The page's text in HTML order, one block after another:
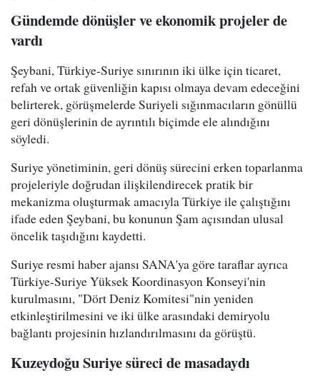
Gündemde dönüşler ve ekonomik projeler de
vardı
Şeybani, Türkiye-Suriye sınırının iki ülke için ticaret,
refah ve ortak güvenliğin kapısı olmaya devam edeceğini
belirterek, görüşmelerde Suriyeli sığınmacıların gönüllü
geri dönüşlerinin de ayrıntılı biçimde ele alındığını
söyledi.
Suriye yönetiminin, geri dönüş sürecini erken toparlanma
projeleriyle doğrudan ilişkilendirecek pratik bir
mekanizma oluşturmak amacıyla Türkiye ile çalıştığını
ifade eden Şeybani, bu konunun Şam açısından ulusal
öncelik taşıdığını kaydetti.
Suriye resmi haber ajansı SANA'ya göre taraflar ayrıca
Türkiye-Suriye Yüksek Koordinasyon Konseyi'nin
kurulmasını, "Dört Deniz Komitesi"nin yeniden
etkinleştirilmesini ve iki ülke arasındaki demiryolu
bağlantı projesinin hızlandırılmasını da görüştü.
Kuzeydoğu Suriye süreci de masadaydı